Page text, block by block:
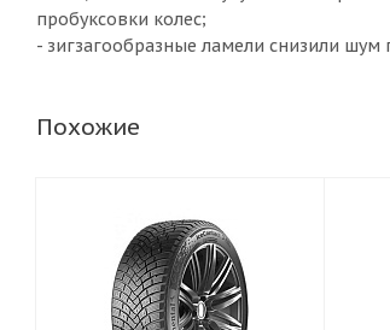
пробуксовки колес;
- зигзагообразные ламели снизили
Похожие